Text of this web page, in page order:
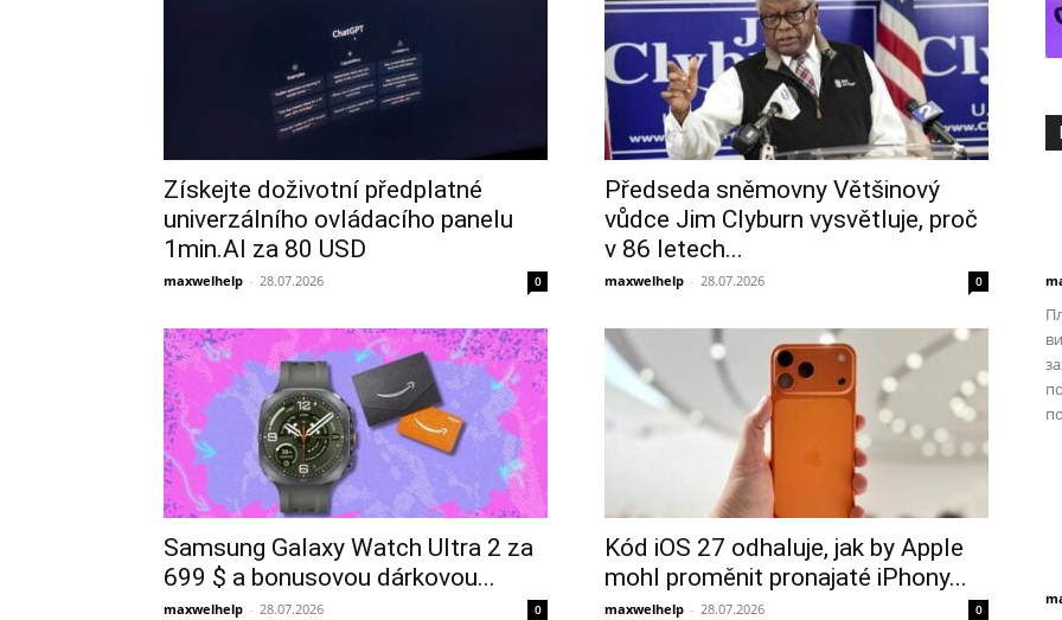
Získejte doživotní předplatné
univerzálního ovládacího panelu
1min.AI za 80 USD
maxwelhelp - 28.07.2026 0
Předseda sněmovny Většinový
vůdce Jim Clyburn vysvětluje, proč
v 86 letech...
maxwelhelp - 28.07.2026 0
Samsung Galaxy Watch Ultra 2 za
699 $ a bonusovou dárkovou...
maxwelhelp - 28.07.2026 0
Kód iOS 27 odhaluje, jak by Apple
mohl proměnit pronajaté iPhony...
maxwelhelp - 28.07.2026 0